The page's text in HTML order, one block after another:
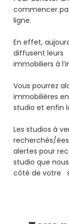
commencer
ligne.
En effet,
diffusent leurs
immobiliers à
Vous pourrez
immobilières
studio et enfin
Les studios à
recherchés/
alertes pour
studio que
côté de votre